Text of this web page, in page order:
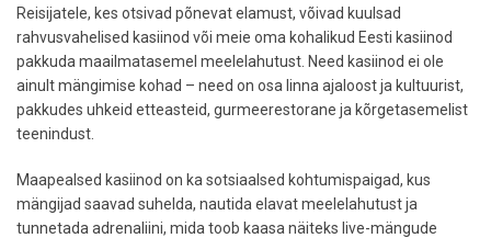
Reisijatele, kes otsivad põnevat elamust, võivad kuulsad
rahvusvahelised kasiinod või meie oma kohalikud Eesti kasiinod
pakkuda maailmatasemel meelelahutust. Need kasiinod ei ole
ainult mängimise kohad – need on osa linna ajaloost ja kultuurist,
pakkudes uhkeid etteasteid, gurmeerestorane ja kõrgetasemelist
teenindust.
Maapealsed kasiinod on ka sotsiaalsed kohtumispaigad, kus
mängijad saavad suhelda, nautida elavat meelelahutust ja
tunnetada adrenaliini, mida toob kaasa näiteks live-mängude